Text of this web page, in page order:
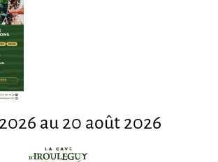
au 20 août 2026